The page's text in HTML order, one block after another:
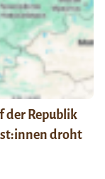
der Republik
droht